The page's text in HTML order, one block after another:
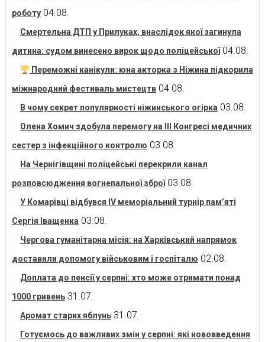
роботу 04.08.
Смертельна ДТП у Прилуках, внаслідок якої загинула
дитина: судом винесено вирок щодо поліцейської 04.08.
Переможні канікули: юна акторка з Ніжина підкорила
міжнародний фестиваль мистецтв 04.08.
В чому секрет популярності ніжинського огірка 03.08.
Олена Хомич здобула перемогу на ІІІ Конгресі медичних
сестер з інфекційного контролю 03.08.
На Чернігівщині поліцейські перекрили канал
розповсюдження вогнепальної зброї 03.08.
У Комарівці відбувся IV меморіальний турнір пам’яті
Сергія Іващенка 03.08.
Чергова гуманітарна місія: на Харківський напрямок
доставили допомогу військовим і госпіталю 02.08.
Доплата до пенсії у серпні: хто може отримати понад
1000 гривень 31.07.
Аромат старих яблунь 31.07.
Готуємось до важливих змін у серпні: які нововведення